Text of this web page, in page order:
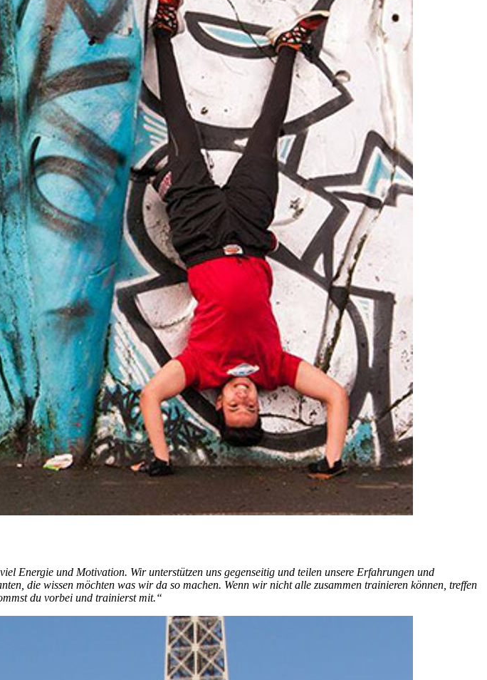
Energie und Motivation. Wir unterstützen uns gegenseitig und teilen unsere Erfahrungen und
die wissen möchten was wir da so machen. Wenn wir nicht alle zusammen trainieren können, treffen
du vorbei und trainierst mit.“